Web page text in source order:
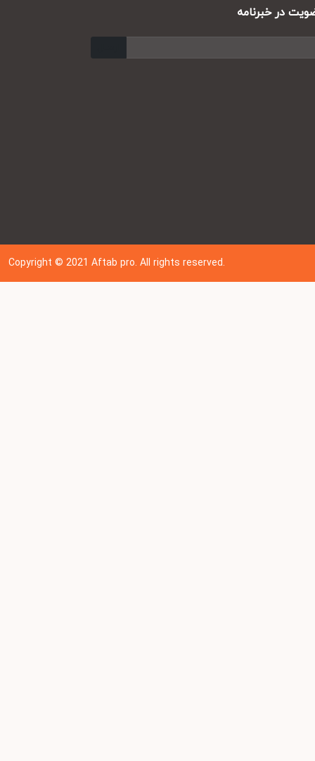
در خبرنامه
Copyright © 202 1Aftab pro. All rights reserved.